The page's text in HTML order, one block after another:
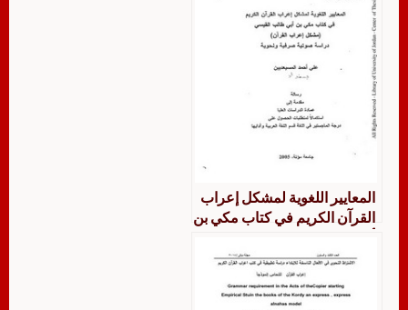
المعايير اللغوية لمشكل إعراب
القرآن الكريم في كتاب مكي بن
إعراب القرآن دراسة صوتية
صرفية و نحوية